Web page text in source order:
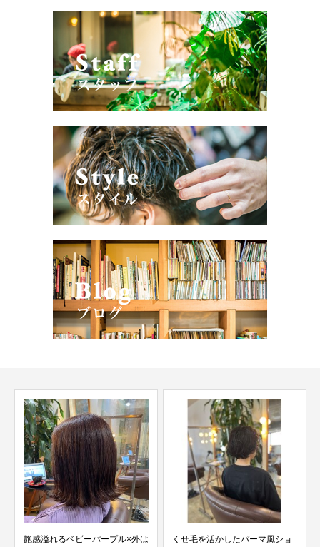
艶感溢れるベビーパープル×外は
くせ毛を活かしたパーマ風ショ